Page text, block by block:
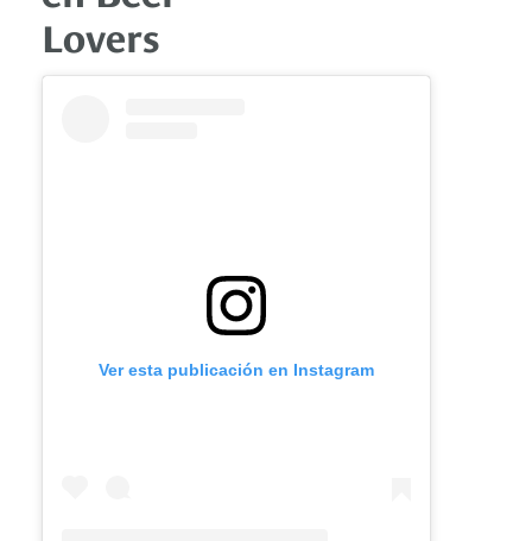
Lovers
Ver esta publicación en Instagram